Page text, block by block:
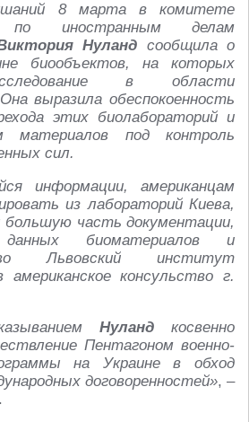
8 марта в комитете
иностранным делам
Нуланд сообщила о
биообъектов, на которых
в области
выразила обеспокоенность
этих биолабораторий и
материалов под контроль
сил.
информации, американцам
из лабораторий Киева,
большую часть документации,
биоматериалов и
Львовский институт
американское консульство г.
Нуланд косвенно
Пентагоном военно-
на Украине в обход
договоренностей», –
.